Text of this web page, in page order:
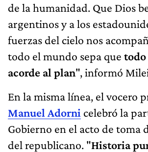
de la humanidad. Que Dios
argentinos y a los
fuerzas del cielo nos
todo el mundo sepa que todo
acorde al plan", informó
En la misma línea, el vocero
Manuel Adorni celebró la
Gobierno en el acto de toma
del republicano. "Historia